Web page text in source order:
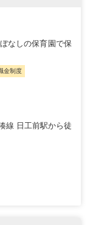
なしの保育園で保
金制度
線 日工前駅から徒